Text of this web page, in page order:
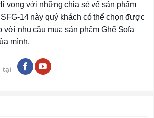
vọng với những chia sẻ vể sản phẩm
14 này quý khách có thể chọn được
với nhu cầu mua sản phẩm Ghế Sofa
mình.
tại